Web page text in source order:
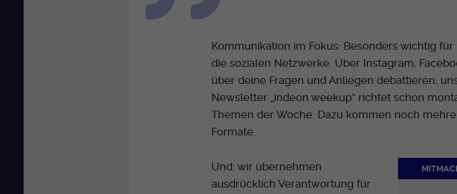
Kommunikation im Fokus: Besonders wichtig
die sozialen Netzwerke. Über Instagram,
über deine Fragen und Anliegen debattieren,
Newsletter „indeon weekup“ richtet schon
Themen der Woche. Dazu kommen noch
Formate.
Und: wir übernehmen
ausdrücklich Verantwortung für